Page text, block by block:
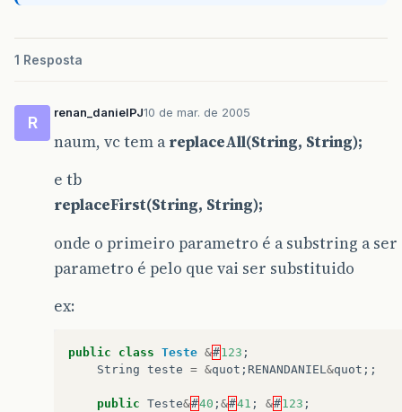
1 Resposta
R
renan_danielPJ10 de mar. de 2005
naum, vc tem a replaceAll(String, String);
e tb
replaceFirst(String, String);
onde o primeiro parametro é a substring a
parametro é pelo que vai ser substituido
ex:
public class Teste &#123 ;
String teste = &quot ; RENANDANIEL&quot ;;
public Teste&#40 ; &#41 ; &#123 ;